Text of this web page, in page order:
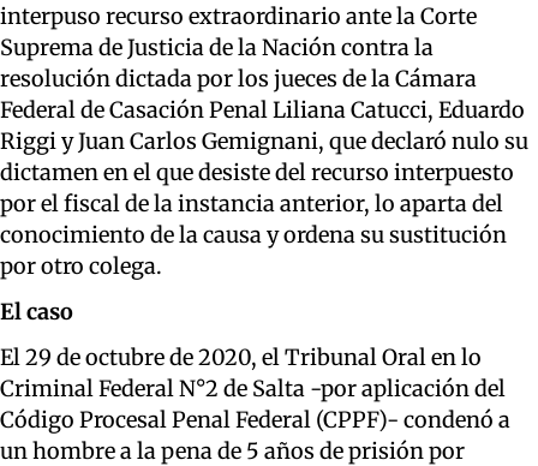
interpuso recurso extraordinario ante la Corte
Suprema de Justicia de la Nación contra la
resolución dictada por los jueces de la Cámara
Federal de Casación Penal Liliana Catucci, Eduardo
Riggi y Juan Carlos Gemignani, que declaró nulo su
dictamen en el que desiste del recurso interpuesto
por el fiscal de la instancia anterior, lo aparta del
conocimiento de la causa y ordena su sustitución
por otro colega.
El caso
El 29 de octubre de 2020, el Tribunal Oral en lo
Criminal Federal N°2 de Salta -por aplicación del
Código Procesal Penal Federal (CPPF)- condenó a
un hombre a la pena de 5 años de prisión por